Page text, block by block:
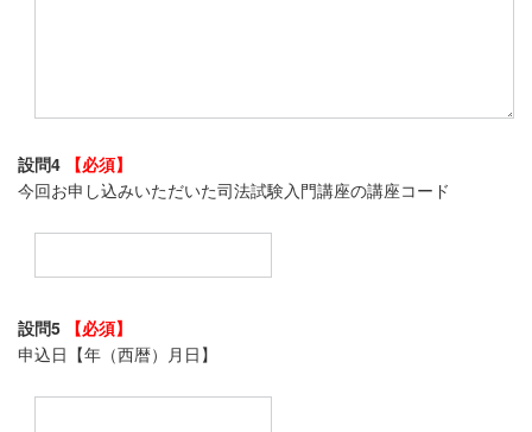
設問4 【必須】
今回お申し込みいただいた司法試験入門講座の講座コード
設問5 【必須】
申込日【年（西暦）月日】